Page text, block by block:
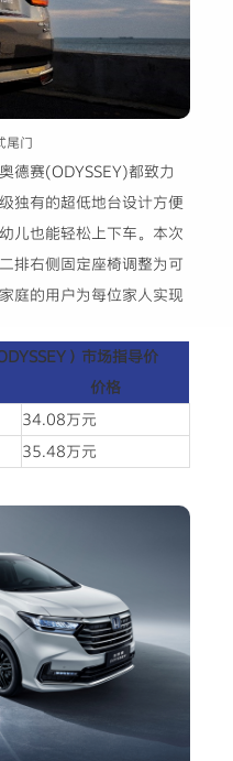
尾门
赛(ODYSSEY)都致力
独有的超低地台设计方便
儿也能轻松上下车。本次
排右侧固定座椅调整为可
庭的用户为每位家人实现
）市场指导价
价格
34.08万元
35.48万元